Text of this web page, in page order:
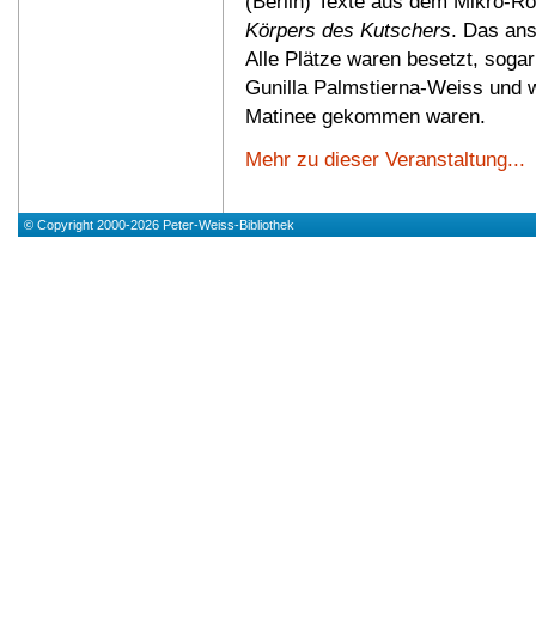
Körpers des Kutschers. Das
Alle Plätze waren besetzt,
Gunilla Palmstierna-Weiss und
Matinee gekommen waren.
Mehr zu dieser Veranstaltung...
© Copyright 2000-2026 Peter-Weiss-Bibliothek